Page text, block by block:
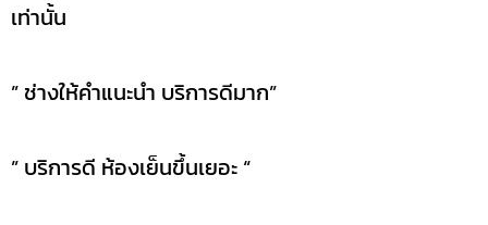
เท่านั้น
” ช่างให้คำแนะนำ บริการดีมาก”
” บริการดี ห้องเย็นขึ้นเยอะ “